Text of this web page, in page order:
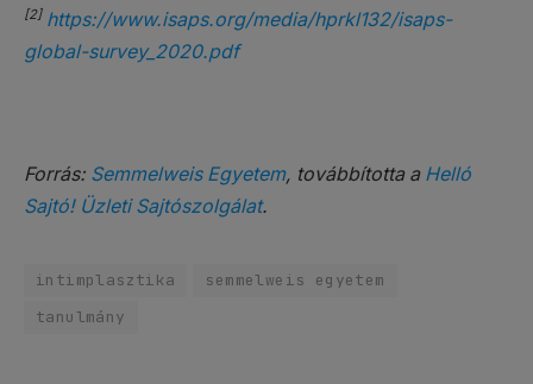
[2] https://www.isaps.org/media/hprkl132/isaps-
global-survey_2020.pdf
Forrás: Semmelweis Egyetem, továbbította a Helló
Sajtó! Üzleti Sajtószolgálat.
intimplasztika
semmelweis egyetem
tanulmány